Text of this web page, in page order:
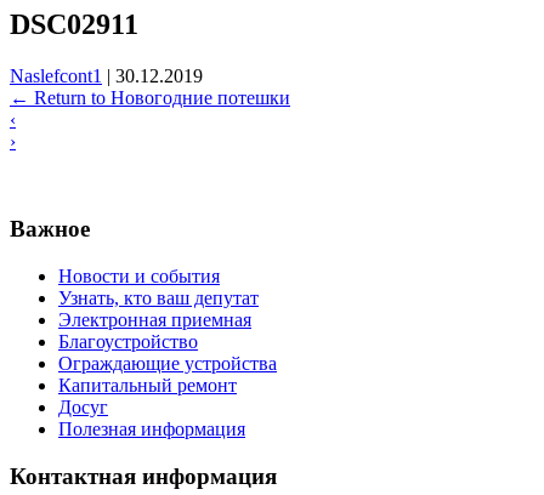
DSC02911
Naslefcont1 | 30.12.2019
← Return to Новогодние потешки
‹
›
Важное
Новости и события
Узнать, кто ваш депутат
Электронная приемная
Благоустройство
Ограждающие устройства
Капитальный ремонт
Досуг
Полезная информация
Контактная информация